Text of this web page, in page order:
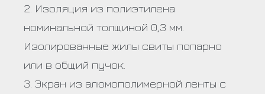
2. Изоляция из полиэтилена
номинальной толщиной 0,3 мм.
Изолированные жилы свиты попарно
или в общий пучок.
3. Экран из алюмополимерной ленты с